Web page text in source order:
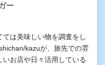
ー
は美味しい物を調査をし
kazuが、旅先での雰
お店や日々活用している